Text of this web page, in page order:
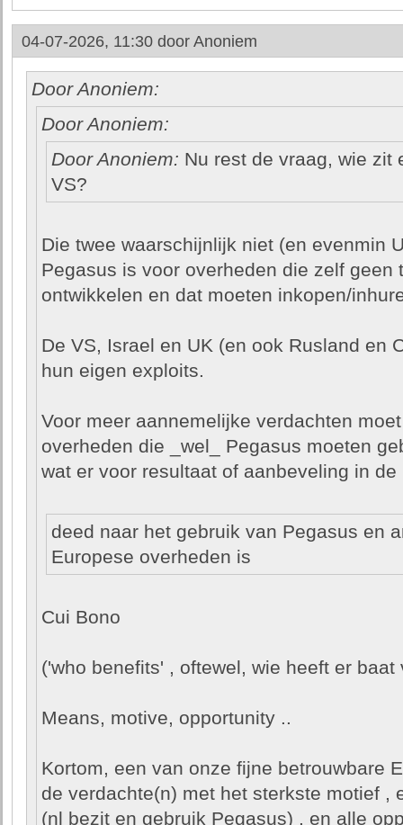
04-07-2026, 11:30 door Anoniem
Door Anoniem:
Door Anoniem:
Door Anoniem: Nu rest de vraag, wie zit
VS?
Die twee waarschijnlijk niet (en evenmin
Pegasus is voor overheden die zelf geen
ontwikkelen en dat moeten inkopen/
De VS, Israel en UK (en ook Rusland en
hun eigen exploits.
Voor meer aannemelijke verdachten
overheden die _wel_ Pegasus moeten
wat er voor resultaat of aanbeveling in de
deed naar het gebruik van Pegasus en
Europese overheden is
Cui Bono
('who benefits' , oftewel, wie heeft er baat
Means, motive, opportunity ..
Kortom, een van onze fijne betrouwbare
de verdachte(n) met het sterkste motief ,
(nl bezit en gebruik Pegasus) , en alle